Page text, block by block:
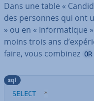
Dans une table «
des personnes qui ont
» ou en « In­for­ma­tique
moins trois ans
faire, vous combinez OR
SELECT
*
sql